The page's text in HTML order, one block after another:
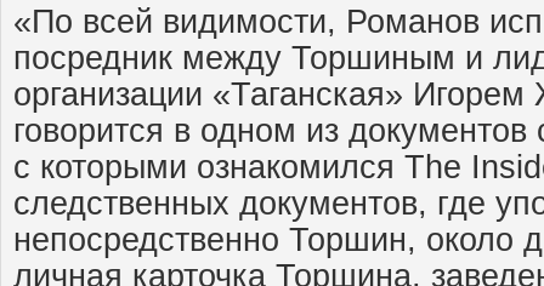
«По всей видимости, Романов
посредник между Торшиным и
организации «Таганская»
говорится в одном из
с которыми ознакомился The
следственных документов, где
непосредственно Торшин, около
личная карточка Торшина,